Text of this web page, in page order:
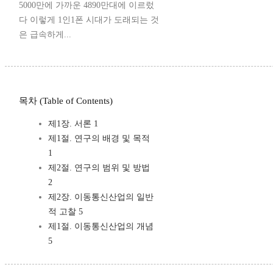
5000만에 가까운 4890만대에 이르렀
다 이렇게 1인1폰 시대가 도래되는 것
은 급속하게...
목차 (Table of Contents)
제1장. 서론 1
제1절. 연구의 배경 및 목적
1
제2절. 연구의 범위 및 방법
2
제2장. 이동통신산업의 일반
적 고찰 5
제1절. 이동통신산업의 개념
5